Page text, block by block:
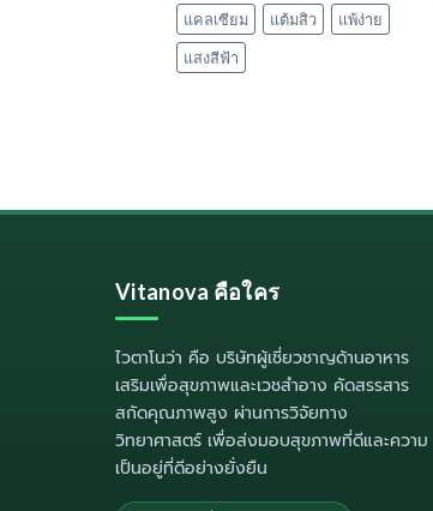
แคลเซียม
แต้มสิว
แพ้ง่าย
แสงสีฟ้า
Vitanova คือใคร
ไวตาโนว่า คือ บริษัทผู้เชี่ยวชาญด้านอาหาร
เสริมเพื่อสุขภาพและเวชสำอาง คัดสรรสาร
สกัดคุณภาพสูง ผ่านการวิจัยทาง
วิทยาศาสตร์ เพื่อส่งมอบสุขภาพที่ดีและความ
เป็นอยู่ที่ดีอย่างยั่งยืน